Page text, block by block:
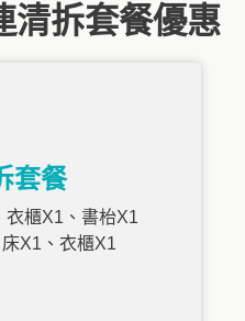
清拆套餐優惠
套餐
衣櫃X1、書枱X1
X1、衣櫃X1